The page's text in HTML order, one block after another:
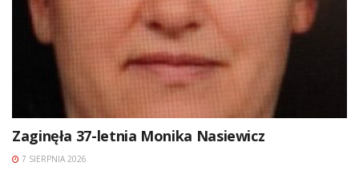
Zaginęła 37-letnia Monika Nasiewicz
7 SIERPNIA 2026